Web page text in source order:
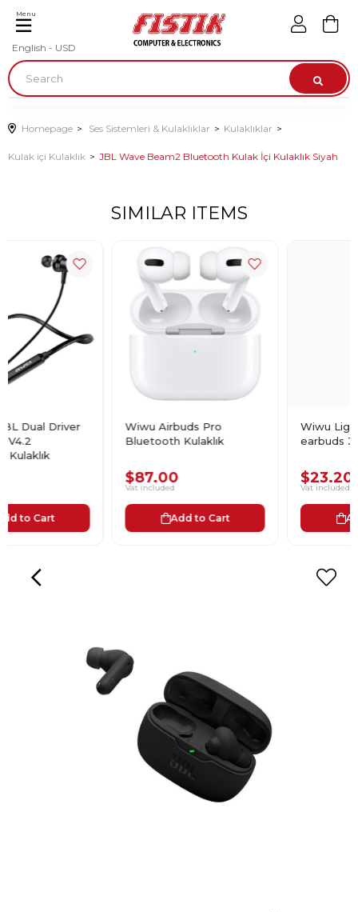
English - USD
Menu
Homepage Ses Sistemleri & Kulaklıklar Kulaklıklar
Kulak içi Kulaklık JBL Wave Beam2 Bluetooth Kulak İçi Kulaklık Siyah
SIMILAR ITEMS
Wiwu Airbuds Pro
Bluetooth Kulaklık
Wiwu Lightning kulaklık